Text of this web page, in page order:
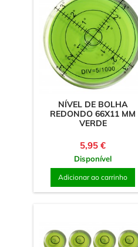
NÍVEL DE BOLHA
REDONDO 66X11 MM
VERDE
Preço
5,95 €
Disponível
Adicionar ao carrinho